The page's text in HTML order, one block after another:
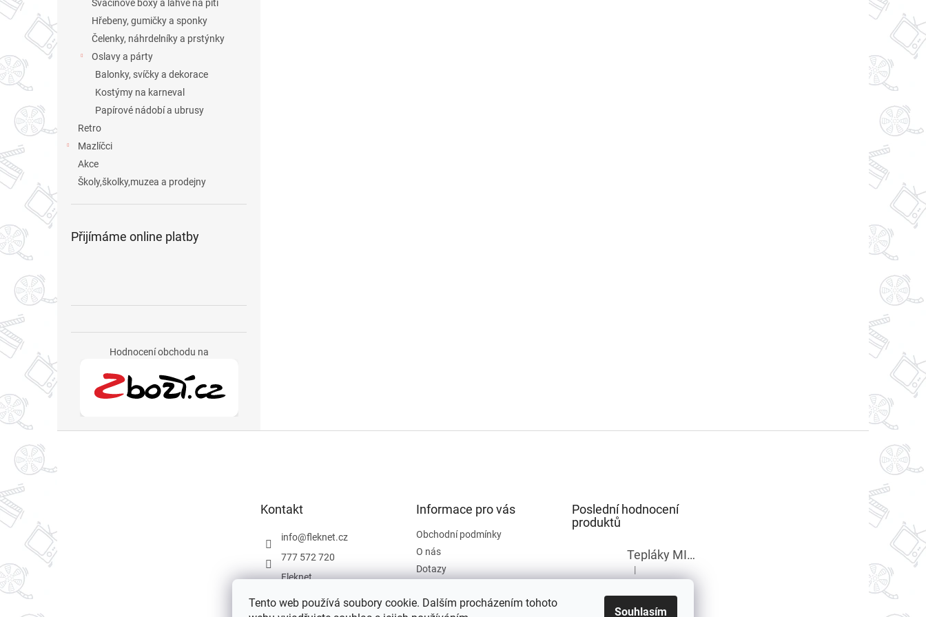
Tento web používá soubory cookie. Dalším procházením tohoto
Souhlasím
Svačinové boxy a láhve na pití
Hřebeny, gumičky a sponky
Čelenky, náhrdelníky a prstýnky
Oslavy a párty
Balonky, svíčky a dekorace
Kostýmy na karneval
Papírové nádobí a ubrusy
Retro
Mazlíčci
Akce
Školy,školky,muzea a prodejny
Přijímáme online platby
Hodnocení obchodu na
t
í
Kontakt
info@fleknet.cz
777 572 720
Fleknet
Fleknet
Informace pro vás
Obchodní podmínky
O nás
Dotazy
Hodnocení obchodu
Poslední hodnocení
produktů
Tepláky MINECRAFT chlapecké
Hodnocení produktu je 5 z 5 hvězdiček.
|